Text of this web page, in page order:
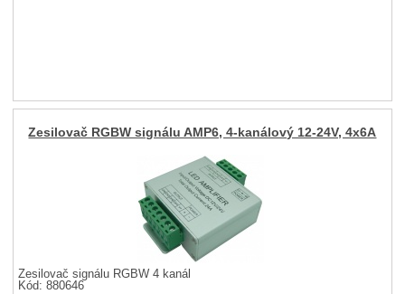
Zesilovač RGBW signálu AMP6, 4-kanálový 12-24V, 4x6A
Zesilovač signálu RGBW 4 kanál
Kód: 880646